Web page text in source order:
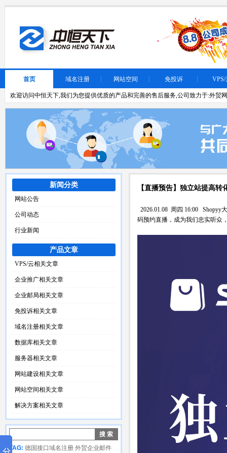
首页 域名注册 网站空间 免投诉 VPS/
欢迎访问中恒天下,我们为您提供优质的产品和完善的售后服务,公司致力于:外贸
新闻分类
网站公告
公司动态
行业新闻
产品文章
VPS/云相关文章
企业推广相关文章
企业邮局相关文章
免投诉相关文章
域名注册相关文章
数据库相关文章
服务器相关文章
网站建设相关文章
网站空间相关文章
解决方案相关文章
TAG: 德国接口域名注册 外贸企业邮件
【直播预告】独立站提高转
2026.01.08 周四 16:00 Shopyy
码预约直播，成为我们忠实听众